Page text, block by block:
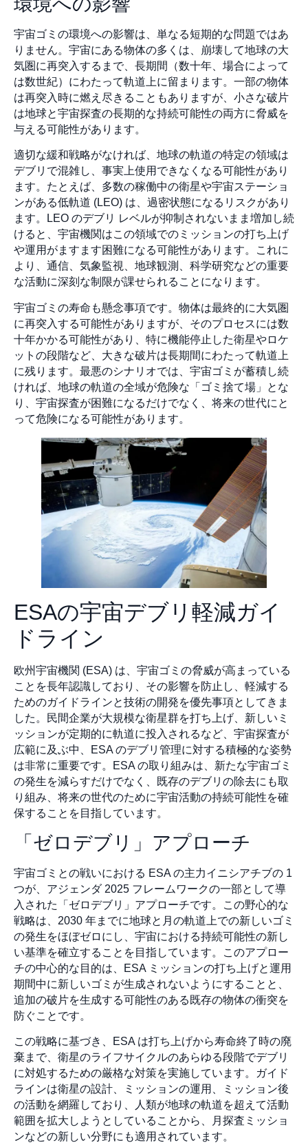
宇宙ゴミの環境への影響は、単なる短期的な問題ではあ
りません。宇宙にある物体の多くは、崩壊して地球の大
気圏に再突入するまで、長期間（数十年、場合によって
は数世紀）にわたって軌道上に留まります。一部の物体
は再突入時に燃え尽きることもありますが、小さな破片
は地球と宇宙探査の長期的な持続可能性の両方に脅威を
与える可能性があります。
適切な緩和戦略がなければ、地球の軌道の特定の領域は
デブリで混雑し、事実上使用できなくなる可能性があり
ます。たとえば、多数の稼働中の衛星や宇宙ステーショ
ンがある低軌道 (LEO) は、過密状態になるリスクがあり
ます。LEO のデブリ レベルが抑制されないまま増加し続
けると、宇宙機関はこの領域でのミッションの打ち上げ
や運用がますます困難になる可能性があります。これに
より、通信、気象監視、地球観測、科学研究などの重要
な活動に深刻な制限が課せられることになります。
宇宙ゴミの寿命も懸念事項です。物体は最終的に大気圏
に再突入する可能性がありますが、そのプロセスには数
十年かかる可能性があり、特に機能停止した衛星やロケ
ットの段階など、大きな破片は長期間にわたって軌道上
に残ります。最悪のシナリオでは、宇宙ゴミが蓄積し続
ければ、地球の軌道の全域が危険な「ゴミ捨て場」とな
り、宇宙探査が困難になるだけでなく、将来の世代にと
って危険になる可能性があります。
ESAの宇宙デブリ軽減ガイ
ドライン
欧州宇宙機関 (ESA) は、宇宙ゴミの脅威が高まっている
ことを長年認識しており、その影響を防止し、軽減する
ためのガイドラインと技術の開発を優先事項としてきま
した。民間企業が大規模な衛星群を打ち上げ、新しいミ
ッションが定期的に軌道に投入されるなど、宇宙探査が
広範に及ぶ中、ESA のデブリ管理に対する積極的な姿勢
は非常に重要です。ESA の取り組みは、新たな宇宙ゴミ
の発生を減らすだけでなく、既存のデブリの除去にも取
り組み、将来の世代のために宇宙活動の持続可能性を確
保することを目指しています。
「ゼロデブリ」アプローチ
宇宙ゴミとの戦いにおける ESA の主力イニシアチブの 1
つが、アジェンダ 2025 フレームワークの一部として導
入された「ゼロデブリ」アプローチです。この野心的な
戦略は、2030 年までに地球と月の軌道上での新しいゴミ
の発生をほぼゼロにし、宇宙における持続可能性の新し
い基準を確立することを目指しています。このアプロー
チの中心的な目的は、ESA ミッションの打ち上げと運用
期間中に新しいゴミが生成されないようにすることと、
追加の破片を生成する可能性のある既存の物体の衝突を
防ぐことです。
この戦略に基づき、ESA は打ち上げから寿命終了時の廃
棄まで、衛星のライフサイクルのあらゆる段階でデブリ
に対処するための厳格な対策を実施しています。ガイド
ラインは衛星の設計、ミッションの運用、ミッション後
の活動を網羅しており、人類が地球の軌道を超えて活動
範囲を拡大しようとしていることから、月探査ミッショ
ンなどの新しい分野にも適用されています。